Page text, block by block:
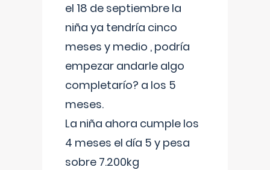
el 18 de septiembre la
niña ya tendría cinco
meses y medio , podría
empezar andarle algo
completarío? a los 5
meses.
La niña ahora cumple los
4 meses el día 5 y pesa
sobre 7.200kg